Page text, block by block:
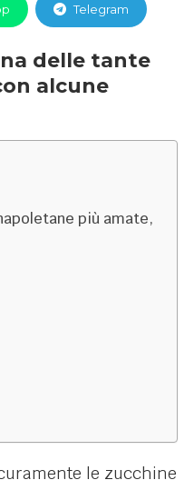
Telegram
delle tante
alcune
più amate,
le zucchine